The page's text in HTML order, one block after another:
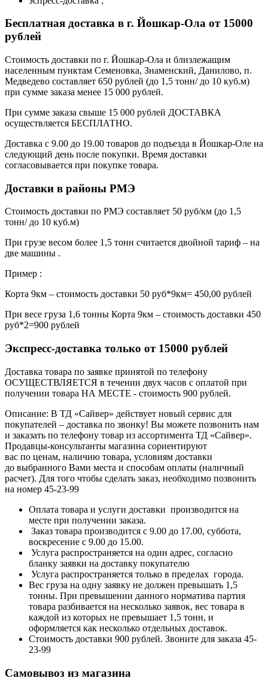
Бесплатная доставка в г. Йошкар-Ола от 15000
рублей
Стоимость доставки по г. Йошкар-Ола и близлежащим
населенным пунктам Семеновка, Знаменский, Данилово, п.
Медведево составляет 650 рублей (до 1,5 тонн/ до 10 куб.м)
при сумме заказа менее 15 000 рублей.
При сумме заказа свыше 15 000 рублей ДОСТАВКА
осуществляется БЕСПЛАТНО.
Доставка с 9.00 до 19.00 товаров до подъезда в Йошкар-Оле на
следующий день после покупки. Время доставки
согласовывается при покупке товара.
Доставки в районы РМЭ
Стоимость доставки по РМЭ составляет 50 руб/км (до 1,5
тонн/ до 10 куб.м)
При грузе весом более 1,5 тонн считается двойной тариф – на
две машины .
Пример :
Корта 9км – стоимость доставки 50 руб*9км= 450,00 рублей
При весе груза 1,6 тонны Корта 9км – стоимость доставки 450
руб*2=900 рублей
Экспресс-доставка только от 15000 рублей
Доставка товара по заявке принятой по телефону
ОСУЩЕСТВЛЯЕТСЯ в течении двух часов с оплатой при
получении товара НА МЕСТЕ - стоимость 900 рублей.
Описание: В ТД «Сайвер» действует новый сервис для
покупателей – доставка по звонку! Вы можете позвонить нам
и заказать по телефону товар из ассортимента ТД «Сайвер».
Продавцы-консультанты магазина сориентируют
вас по ценам, наличию товара, условиям доставки
до выбранного Вами места и способам оплаты (наличный
расчет). Для того чтобы сделать заказ, необходимо позвонить
на номер 45-23-99
Оплата товара и услуги доставки производится на
месте при получении заказа.
Заказ товара производится с 9.00 до 17.00, суббота,
воскресение с 9.00 до 15.00.
Услуга распространяется на один адрес, согласно
бланку заявки на доставку покупателю
Услуга распространяется только в пределах города.
Вес груза на одну заявку не должен превышать 1,5
тонны. При превышении данного норматива партия
товара разбивается на несколько заявок, вес товара в
каждой из которых не превышает 1,5 тонн, и
оформляется как несколько отдельных доставок.
Стоимость доставки 900 рублей. Звоните для заказа 45-
23-99
Самовывоз из магазина